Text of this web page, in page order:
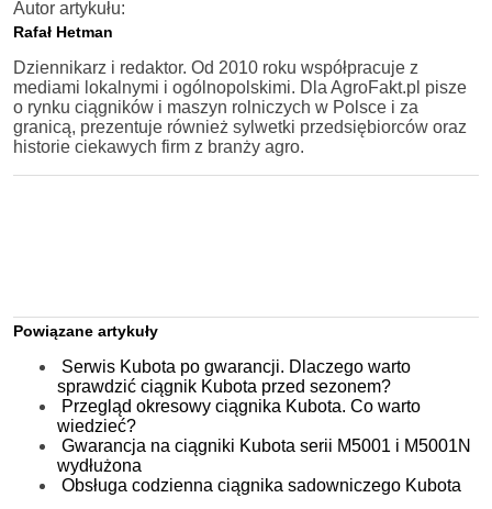
Autor artykułu:
Rafał Hetman
Dziennikarz i redaktor. Od 2010 roku współpracuje z
mediami lokalnymi i ogólnopolskimi. Dla AgroFakt.pl pisze
o rynku ciągników i maszyn rolniczych w Polsce i za
granicą, prezentuje również sylwetki przedsiębiorców oraz
historie ciekawych firm z branży agro.
Powiązane artykuły
Serwis Kubota po gwarancji. Dlaczego warto
sprawdzić ciągnik Kubota przed sezonem?
Przegląd okresowy ciągnika Kubota. Co warto
wiedzieć?
Gwarancja na ciągniki Kubota serii M5001 i M5001N
wydłużona
Obsługa codzienna ciągnika sadowniczego Kubota